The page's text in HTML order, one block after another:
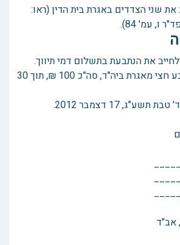
שני הצדדים באגרת בית הדין (ראו:
ו, עמ' 84).
את הנתבעת בתשלום דמי תיווך.
הנתבעת תשלם לתובע חצי מאגרת ביה"ד, סה"כ 100 ₪, תוך 30
‏17 דצמבר 2012.
אב"ד